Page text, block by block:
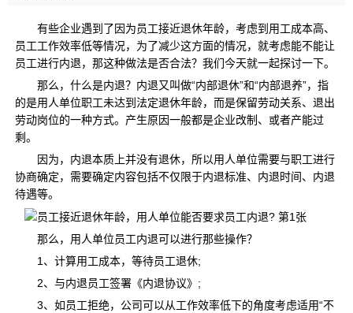
有些企业遇到了因为员工接近退休年龄，考虑到用工成本高、
员工工作效率低等情况，为了减少这方面的情况，就考虑能不能让
员工进行内退，那这种做法是否合法？我们今天就一起探讨一下。
那么，什么是内退？内退又叫做“内部退休”和“内部退养”，指
的是用人单位职工未达到法定退休年龄，而是保留劳动关系、退出
劳动岗位的一种方式。产生原因一般都是企业改制、或者产能过
剩。
因为，内退本质上并没有退休，所以用人单位需要与职工进行
协商确定，需要确定内容包括不仅限于内退标准、内退时间、内退
待遇等。
那么，用人单位员工内退可以进行那些操作？
1、计算用工成本，等待员工退休;
2、与内退员工签署《内退协议》;
3、如员工拒绝，公司可以从工作效率低下的角度考虑适用“不